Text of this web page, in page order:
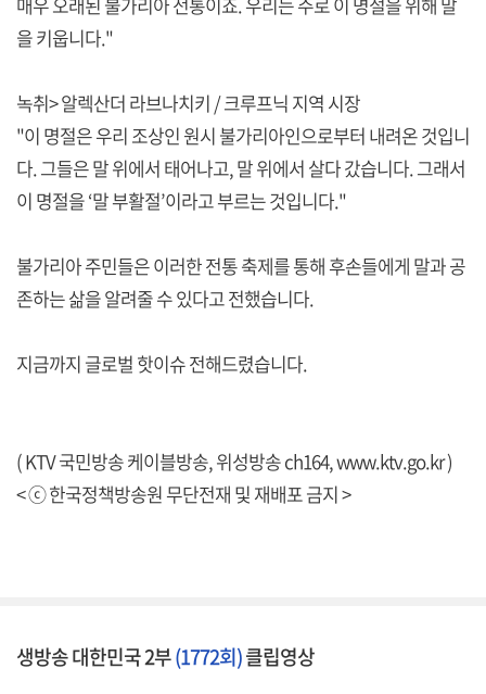
을 키웁니다."
녹취> 알렉산더 라브나치키 / 크루프닉 지역 시장
"이 명절은 우리 조상인 원시 불가리아인으로부터 내려온 것입니
다. 그들은 말 위에서 태어나고, 말 위에서 살다 갔습니다. 그래서
이 명절을 ‘말 부활절’이라고 부르는 것입니다."
불가리아 주민들은 이러한 전통 축제를 통해 후손들에게 말과 공
존하는 삶을 알려줄 수 있다고 전했습니다.
지금까지 글로벌 핫이슈 전해드렸습니다.
( KTV 국민방송 케이블방송, 위성방송 ch164,www.ktv.go.kr)
< ⓒ 한국정책방송원 무단전재 및 재배포 금지 >
생방송 대한민국 2부(1772회)클립영상